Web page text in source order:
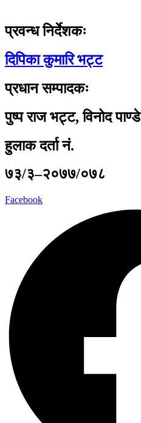
प्रवन्ध निर्देशकः
दिपिका कुमारि भट्ट
प्रधान सम्पादकः
पुष्प राज भट्ट, विनोद पाण्डे
हुलाक दर्ता नं.
७३/३–२०७७/०७८
Facebook